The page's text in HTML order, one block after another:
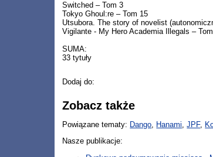
Switched – Tom 3
Tokyo Ghoul:re – Tom 15
Utsubora. The story of novelist
Vigilante - My Hero Academia Illegals –
SUMA:
33 tytuły
Dodaj do:
Zobacz także
Powiązane tematy: Dango Hanami ,JPF,
Nasze publikacje: